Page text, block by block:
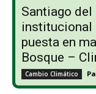
Santiago
institucional
puesta en
Bosque –
Cambio Climático